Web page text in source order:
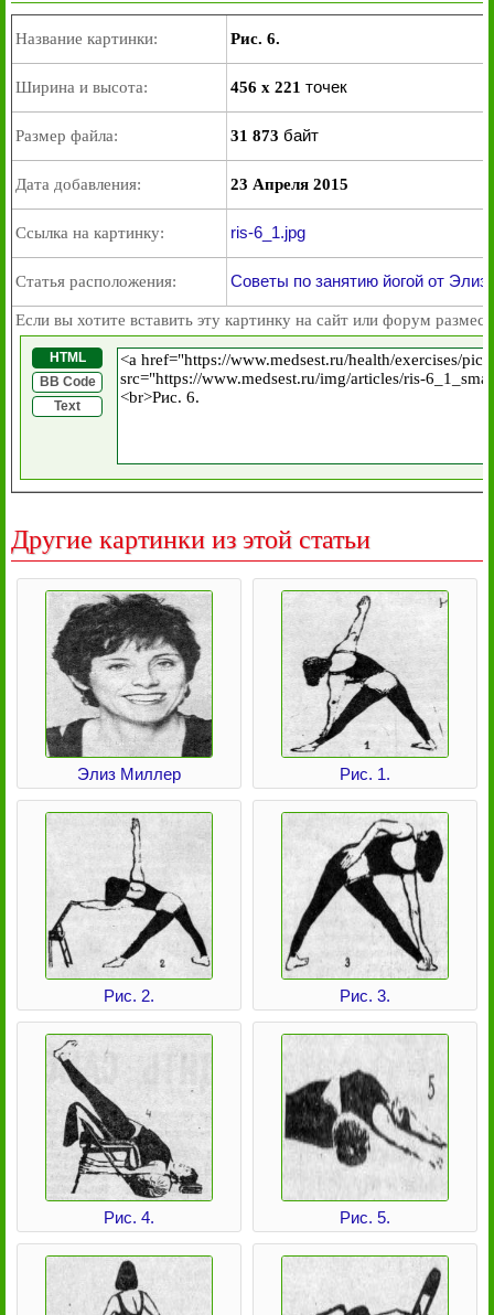
Название картинки: Рис. 6.
Ширина и высота: 456 x 221 точек
Размер файла: 31 873 байт
Дата добавления: 23 Апреля 2015
Ссылка на картинку: ris-6_1.jpg
Статья расположения: Советы по занятию йогой от
Если вы хотите вставить эту картинку на сайт или форум
HTML
BB Code
Text
Другие картинки из этой статьи
Элиз Миллер Рис. 1.
Рис. 2. Рис. 3.
Рис. 4. Рис. 5.